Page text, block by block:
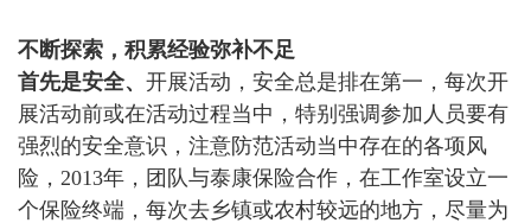
不断探索，积累经验弥补不足
首先是安全、 开展活动，安全总是排在第一，每次开
展活动前或在活动过程当中，特别强调参加人员要有
强烈的安全意识，注意防范活动当中存在的各项风
险，2013年，团队与泰康保险合作，在工作室设立一
个保险终端，每次去乡镇或农村较远的地方，尽量为